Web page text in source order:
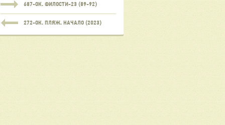
687-ОК. ФИЛОСТИ-23 (89-92)
272-ОК. ПЛЯЖ. НАЧАЛО (2023)